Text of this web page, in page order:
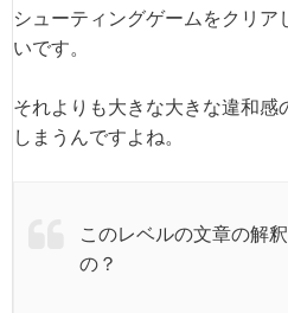
シューティングゲームをクリア
いです。
それよりも大きな大きな違和感
しまうんですよね。
このレベルの文章の解
の？